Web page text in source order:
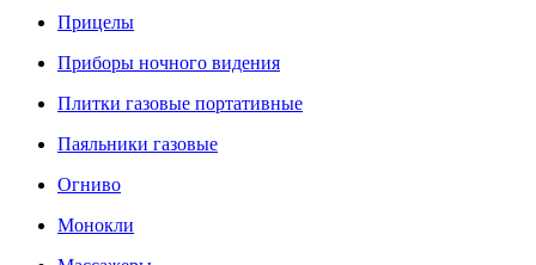
Прицелы
Приборы ночного видения
Плитки газовые портативные
Паяльники газовые
Огниво
Монокли